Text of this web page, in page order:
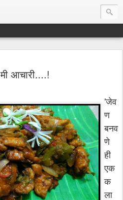
मी आचारी....!
'जेव
ण
बनव
णे
ही
एक
क
ला